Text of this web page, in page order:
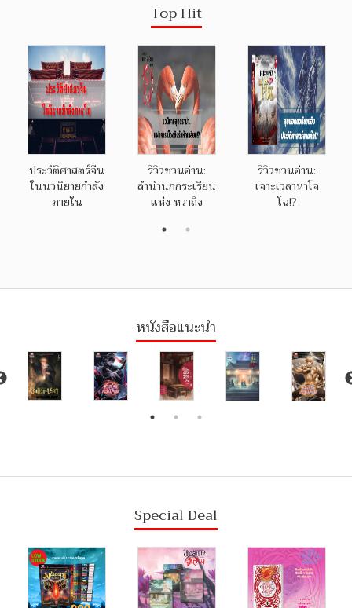
Top Hit
ประวัติศาสตร์จีน
ในนวนิยายกำลัง
ภายใน
รีวิวชวนอ่าน:
ลำนำนกกระเรียน
แห่ง หวาถิง
รีวิวชวนอ่าน:
เจาะเวลาหาโจ
โฉ!?
หนังสือแนะนำ
Special Deal